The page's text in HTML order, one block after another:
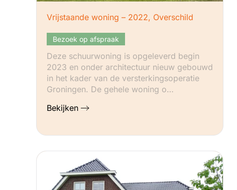
Vrijstaande woning – 2022, Overschild
Bezoek op afspraak
Deze schuurwoning is opgeleverd begin
2023 en onder architectuur nieuw gebouwd
in het kader van de versterkingsoperatie
Groningen. De gehele woning o…
Bekijken